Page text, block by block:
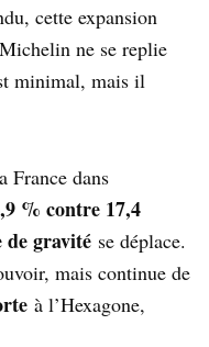
cette expansion
ne se replie
minimal, mais il
France dans
% contre 17,4
de gravité se déplace.
mais continue de
à l’Hexagone,